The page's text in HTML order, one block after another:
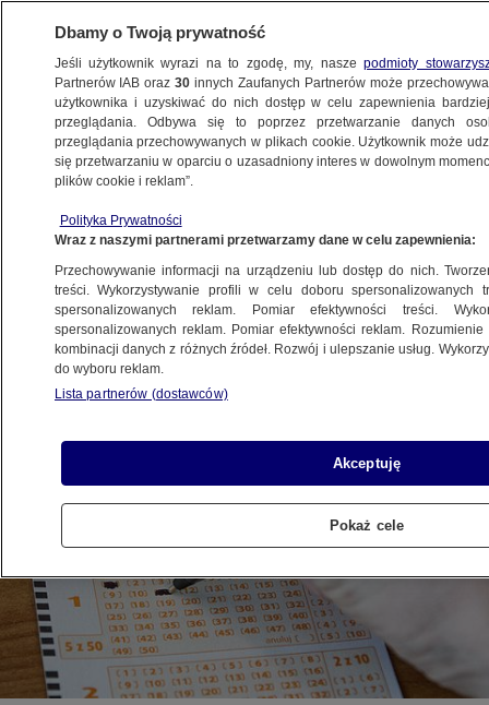
BIZNES
Z KRAJU
w Eurojackpot
Oprac.Bartłomiej Ciepielewski
2.06.2026, 21:46
Posłuchaj artykułu
Czyta lektor AI
Dbamy o Twoją prywatność
Jeśli użytkownik wyrazi na to zgodę, my, naszepodmioty
Partnerów IAB oraz30 innych Zaufanych Partnerów może
użytkownika i uzyskiwać do nich dostęp w celu zapewnienia
przeglądania. Odbywa się to poprzez przetwarzanie danych
przeglądania przechowywanych w plikach cookie. Użytkownik może
się przetwarzaniu w oparciu o uzasadniony interes w dowolnym
plików cookie i reklam”.
Polityka Prywatności
Wraz z naszymi partnerami przetwarzamy dane w celu zapewnienia:
Przechowywanie informacji na urządzeniu lub dostęp do nich.
treści. Wykorzystywanie profili w celu doboru spersonalizowanych
spersonalizowanych reklam. Pomiar efektywności treści.
spersonalizowanych reklam. Pomiar efektywności reklam.
kombinacji danych z różnych źródeł. Rozwój i ulepszanie usług.
do wyboru reklam.
Lista partnerów (dostawców)
Akceptuję
Pokaż cele